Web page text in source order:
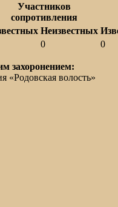
Участников
сопротивления
Неизвестных
0 0
захоронением:
«Родовская волость»